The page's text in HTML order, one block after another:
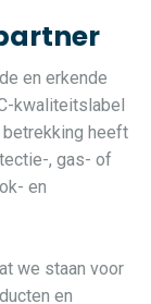
en erkende
kwaliteitslabel
heeft
, gas- of
en
we staan voor
en